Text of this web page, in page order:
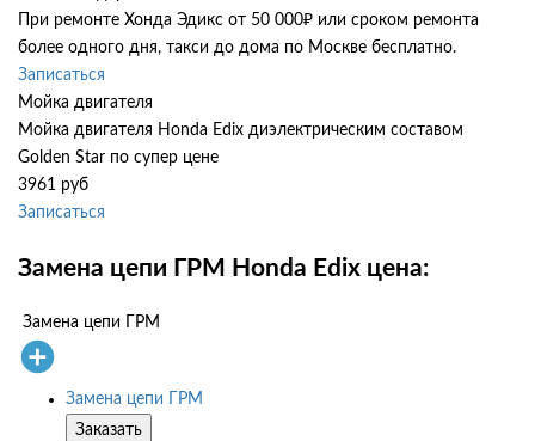
При ремонте Хонда Эдикс от 50 000₽ или сроком ремонта
более одного дня, такси до дома по Москве бесплатно.
Записаться
Мойка двигателя
Мойка двигателя Honda Edix диэлектрическим составом
Golden Star по супер цене
3961 руб
Записаться
Замена цепи ГРМ Honda Edix цена:
Замена цепи ГРМ
Замена цепи ГРМ
Заказать